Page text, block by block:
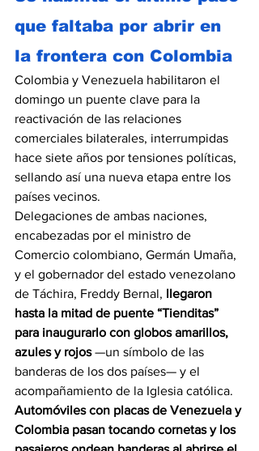
que faltaba por abrir en
la frontera con Colombia
Colombia y Venezuela habilitaron el
domingo un puente clave para la
reactivación de las relaciones
comerciales bilaterales, interrumpidas
hace siete años por tensiones políticas,
sellando así una nueva etapa entre los
países vecinos.
Delegaciones de ambas naciones,
encabezadas por el ministro de
Comercio colombiano, Germán Umaña,
y el gobernador del estado venezolano
de Táchira, Freddy Bernal, llegaron
hasta la mitad de puente “Tienditas”
para inaugurarlo con globos amarillos,
azules y rojos —un símbolo de las
banderas de los dos países— y el
acompañamiento de la Iglesia católica.
Automóviles con placas de Venezuela y
Colombia pasan tocando cornetas y los